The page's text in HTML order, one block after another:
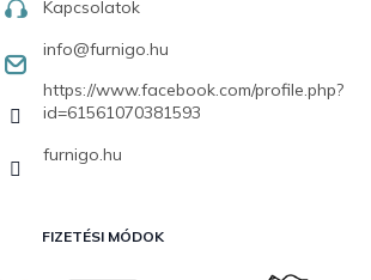
Kapcsolatok
info@furnigo.hu
https://www.facebook.com/profile.php?
id=61561070381593
furnigo.hu
FIZETÉSI MÓDOK